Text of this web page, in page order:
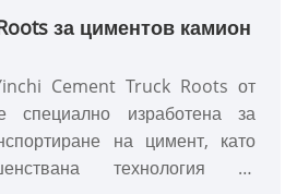
за циментов камион
Cement Truck Roots от
специално изработена за
на цимент, като
технология за